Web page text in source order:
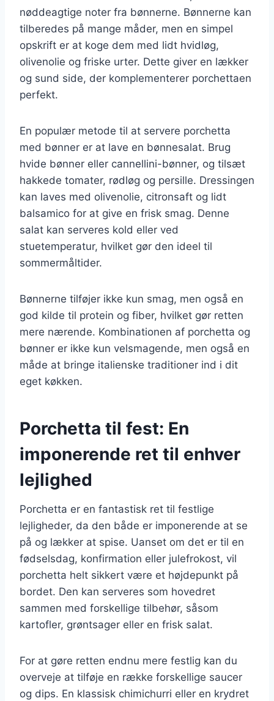
nøddeagtige noter fra bønnerne. Bønnerne kan
tilberedes på mange måder, men en simpel
opskrift er at koge dem med lidt hvidløg,
olivenolie og friske urter. Dette giver en lækker
og sund side, der komplementerer porchettaen
perfekt.
En populær metode til at servere porchetta
med bønner er at lave en bønnesalat. Brug
hvide bønner eller cannellini-bønner, og tilsæt
hakkede tomater, rødløg og persille. Dressingen
kan laves med olivenolie, citronsaft og lidt
balsamico for at give en frisk smag. Denne
salat kan serveres kold eller ved
stuetemperatur, hvilket gør den ideel til
sommermåltider.
Bønnerne tilføjer ikke kun smag, men også en
god kilde til protein og fiber, hvilket gør retten
mere nærende. Kombinationen af porchetta og
bønner er ikke kun velsmagende, men også en
måde at bringe italienske traditioner ind i dit
eget køkken.
Porchetta til fest: En
imponerende ret til enhver
lejlighed
Porchetta er en fantastisk ret til festlige
lejligheder, da den både er imponerende at se
på og lækker at spise. Uanset om det er til en
fødselsdag, konfirmation eller julefrokost, vil
porchetta helt sikkert være et højdepunkt på
bordet. Den kan serveres som hovedret
sammen med forskellige tilbehør, såsom
kartofler, grøntsager eller en frisk salat.
For at gøre retten endnu mere festlig kan du
overveje at tilføje en række forskellige saucer
og dips. En klassisk chimichurri eller en krydret